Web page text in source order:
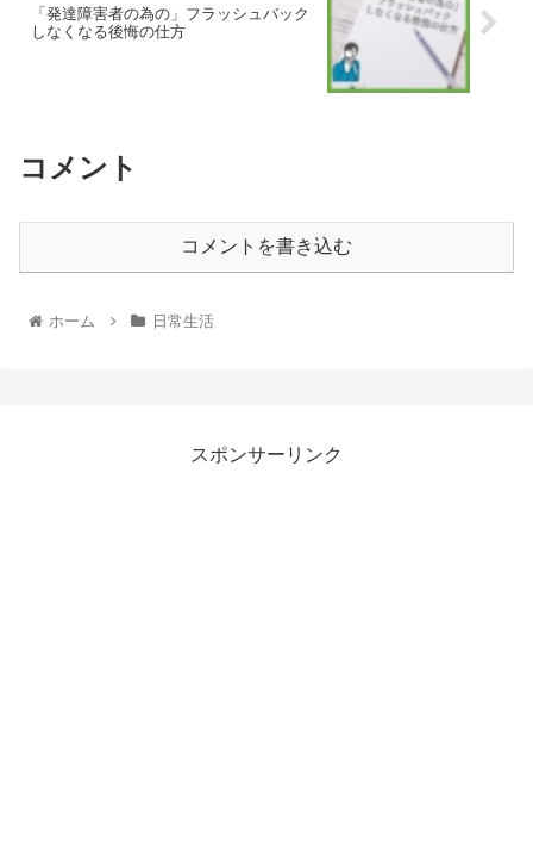
「発達障害者の為の」フラッシュバック
しなくなる後悔の仕方
コメント
コメントを書き込む
ホーム 日常生活
スポンサーリンク